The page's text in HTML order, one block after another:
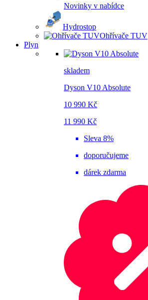
Novinky v nabídce
Hydrostop
Ohřívače TUV
Plyn
skladem
Dyson V10 Absolute
10 990 Kč
11 990 Kč
Sleva 8%
doporučujeme
dárek zdarma